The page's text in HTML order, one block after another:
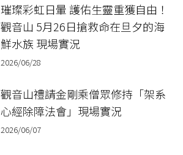
璀璨彩虹日暈 護佑生靈重獲自由！
觀音山 5月26日搶救命在旦夕的海
鮮水族 現場實況
2026/06/28
觀音山禮請金剛乘僧眾修持「架系
心經除障法會」現場實況
2026/06/07